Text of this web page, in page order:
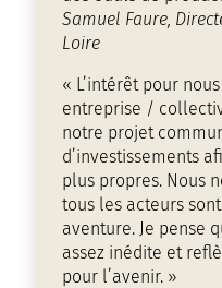
Samuel Faure,
Loire
« L’intérêt pour
entreprise /
notre projet
d’investissements
plus propres. Nous
tous les acteurs
aventure. Je pense
assez inédite et
pour l’avenir. »